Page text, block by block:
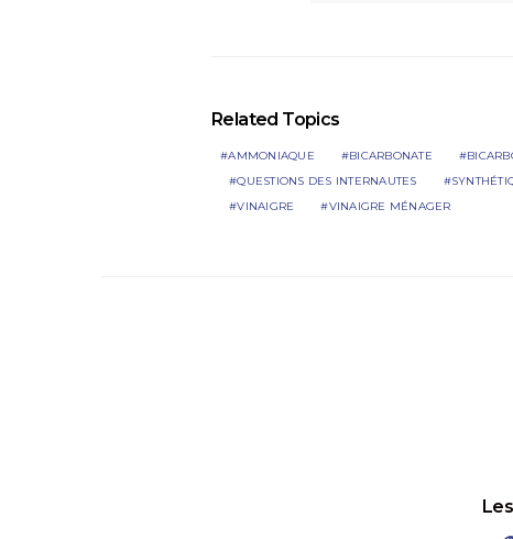
Related Topics
AMMONIAQUE BICARBONATE
QUESTIONS DES INTERNAUTES
VINAIGRE
VINAIGRE MÉNAGER